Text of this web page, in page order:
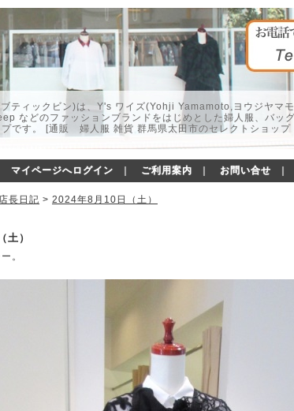
ティックビン)は、Y's ワイズ(Yohji Yamamoto,ヨウジヤマ
などのファッションブランドをはじめとした婦人服、バッ
プです。 [通販 婦人服 雑貨 群馬県太田市のセレクトショッ
マイページへログイン ご利用案内 お問い合せ
店長日記 > 2024年8月10日（土）
土）
。